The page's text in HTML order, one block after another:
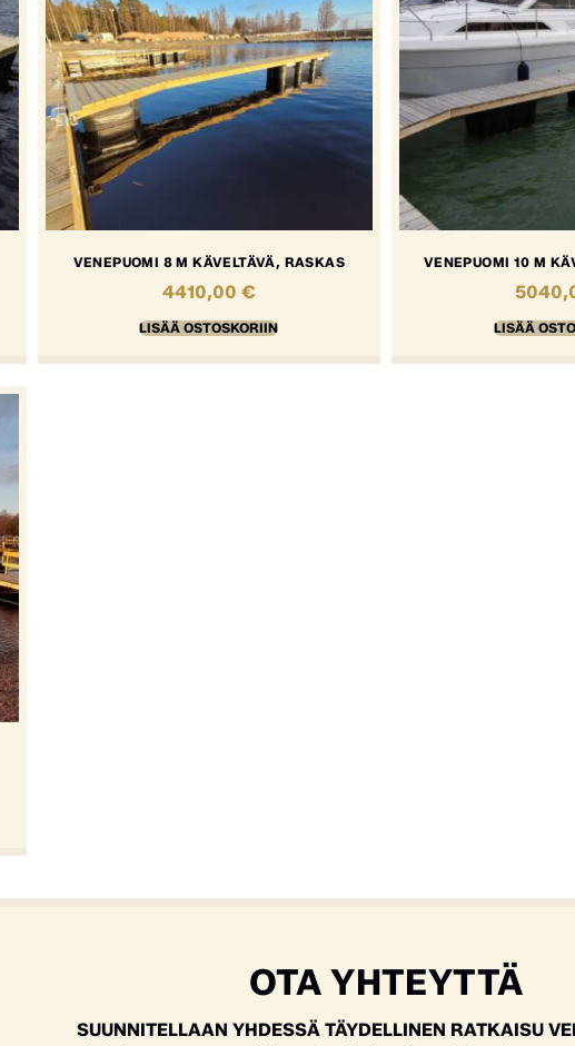
VENEPUOMI 8 M KÄVELTÄVÄ, RASKAS
4410,00 €
LISÄÄ OSTOSKORIIN
VENEPUOMI 10 M
LISÄÄ
OTA YHTEYTTÄ
SUUNNITELLAAN YHDESSÄ TÄYDELLINEN RATKAISU